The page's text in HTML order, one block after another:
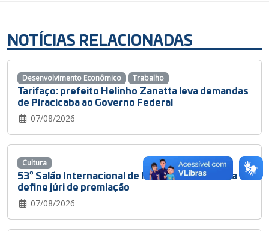
NOTÍCIAS RELACIONADAS
Tarifaço: prefeito Helinho Zanatta leva demandas
de Piracicaba ao Governo Federal
07/08/2026
Desenvolvimento Econômico Trabalho
53º Salão Internacional de Humor de Piracicaba
define júri de premiação
07/08/2026
Cultura